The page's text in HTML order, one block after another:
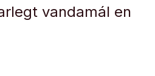
vandamál en